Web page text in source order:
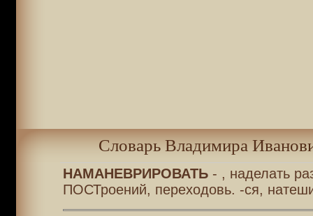
Словарь Владимира
НАМАНЕВРИРОВАТЬ- , наделать
ПОСТроений, переходовь. -ся,